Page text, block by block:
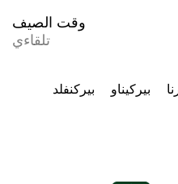
وقت الصيف
تلقاءي
بيركنفلد بيركيناو